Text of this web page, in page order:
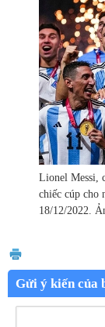
Lionel Messi,
chiếc cúp cho
18/12/2022.
Gửi ý kiến của